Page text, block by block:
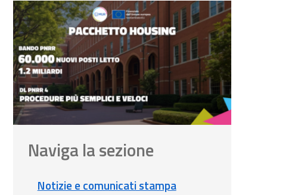
Naviga la sezione
Notizie e comunicati stampa